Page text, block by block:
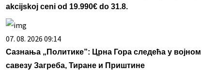
akcijskoj ceni od 19.990€ do 31.8.
07. 08. 2026 09:14
Сазнања „Политике”: Црна Гора следећа у војном
савезу Загреба, Тиране и Приштине